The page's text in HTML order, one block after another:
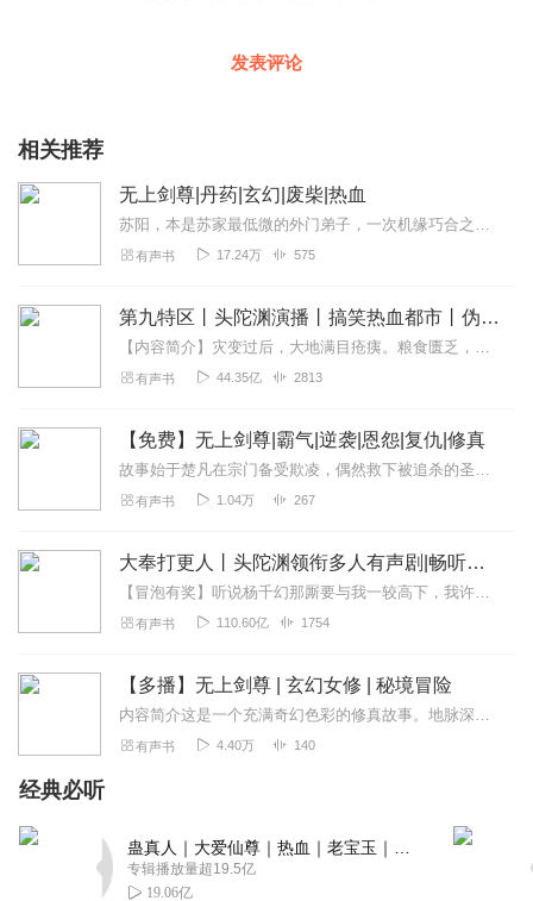
发表评论
相关推荐
无上剑尊|丹药|玄幻|废柴|热血
苏阳，本是苏家最低微的外门弟子，一次机缘巧合之下，他的体内，出现了九柄上古魔剑，每一柄魔剑，都具有鬼神莫测的能力。在这九柄魔剑的帮助下，苏阳从此实力猛进，剑道通...
有声书 17.24万 575
第九特区丨头陀渊演播丨搞笑热血都市丨伪戒丨VIP免费多人有声剧
【内容简介】灾变过后，大地满目疮痍。粮食匮乏，资源紧俏，局势混乱……一位从待规划区杀出来的青年，背对着漫天黄沙，孤身来到九区谋生，却不曾想偶然结识三五好友，一念...
有声书 44.35亿 2813
【免费】无上剑尊|霸气|逆袭|恩怨|复仇|修真
故事始于楚凡在宗门备受欺凌，偶然救下被追杀的圣女伊轻舞，两人坠入绝境陨幽谷。绝境中，楚凡觉醒皇极天剑，获得剑灵云梦依认主，并在谷底神秘高人“枯老”帮助下脱险，与...
有声书 1.04万 267
大奉打更人丨头陀渊领衔多人有声剧|畅听全集|王鹤棣、田曦薇主演影视剧原著|卖报小郎君
【冒泡有奖】听说杨千幻那厮要与我一较高下，我许七安要开始装叉了！快进入声音播放页戳下方输入框，冒个泡偷偷告诉我，我要用哪些诗词才能胜过他？说得好的，有赏！202...
有声书 110.60亿 1754
【多播】无上剑尊 | 玄幻女修 | 秘境冒险
内容简介这是一个充满奇幻色彩的修真故事。地脉深处的神秘白蛋，孕育出拥有神秘身世的少女薇拉。被善良的舒雅婆婆收养后，她本过着平静的生活，却因一场突如其来的魔兽暴...
有声书 4.40万 140
经典必听
专辑播放量超19.5亿
19.06亿